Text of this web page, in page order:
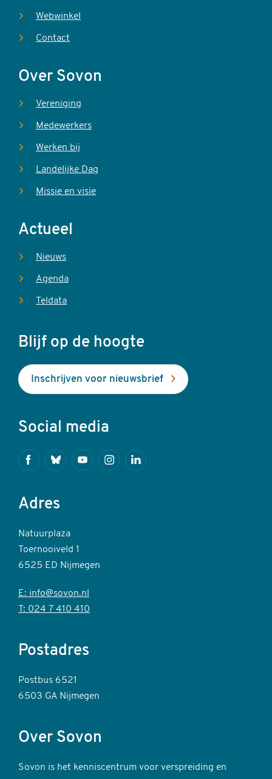
Webwinkel
Contact
Over Sovon
Vereniging
Medewerkers
Werken bij
Landelijke Dag
Missie en visie
Actueel
Nieuws
Agenda
Teldata
Blijf op de hoogte
Inschrijven voor nieuwsbrief
Social media
FacebookBlueskyYoutubeInstagramLinkedin
Adres
Natuurplaza
Toernooiveld 1
6525 ED Nijmegen
E: info@sovon.nl
T: 024 7 410 410
Postadres
Postbus 6521
6503 GA Nijmegen
Over Sovon
Sovon is het kenniscentrum voor verspreiding en